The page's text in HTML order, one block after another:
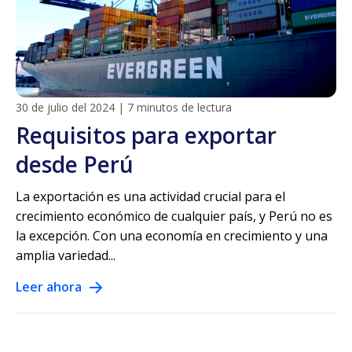
30 de julio del 2024 | 7 minutos de lectura
Requisitos para exportar
desde Perú
La exportación es una actividad crucial para el
crecimiento económico de cualquier país, y Perú no es
la excepción. Con una economía en crecimiento y una
amplia variedad...
Leer ahora